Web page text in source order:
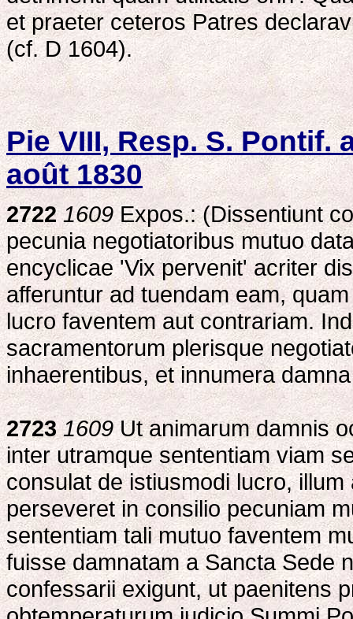
et praeter ceteros Patres
(cf. D 1604).
Pie VIII, Resp. S. Pontif.
août 1830
2722 1609 Expos.: (Dissentiunt
pecunia negotiatoribus mutuo
encyclicae 'Vix pervenit' acriter
afferuntur ad tuendam eam,
lucro faventem aut contrariam.
sacramentorum plerisque
inhaerentibus, et innumera
2723 1609Ut animarum damnis
inter utramque sententiam viam
consulat de istiusmodi lucro,
perseveret in consilio pecuniam
sententiam tali mutuo faventem
fuisse damnatam a Sancta Sede
confessarii exigunt, ut paenitens